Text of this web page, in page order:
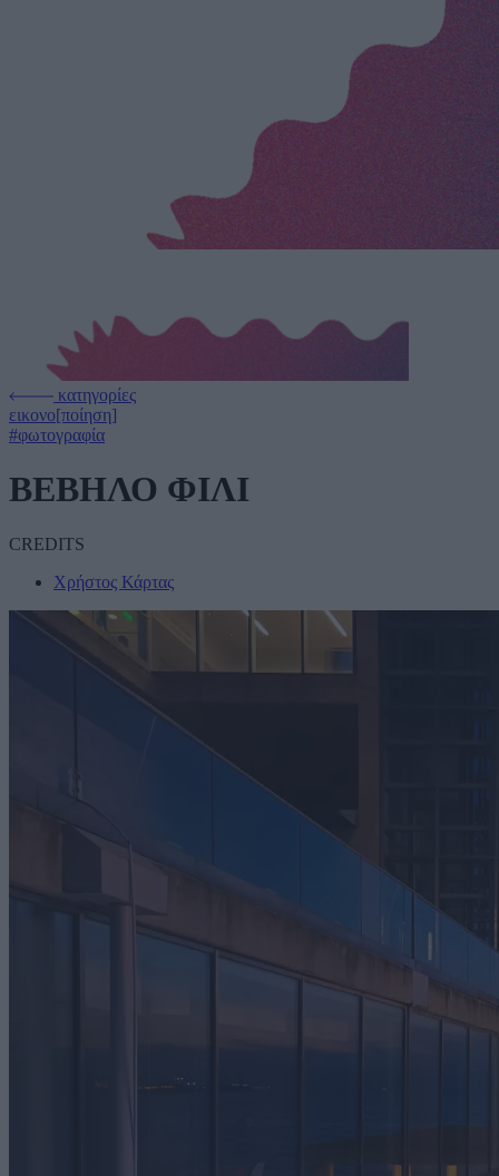
κατηγορίες
εικονο[ποίηση]
#φωτογραφία
ΒΕΒΗΛΟ ΦΙΛΙ
CREDITS
Χρήστος Κάρτας